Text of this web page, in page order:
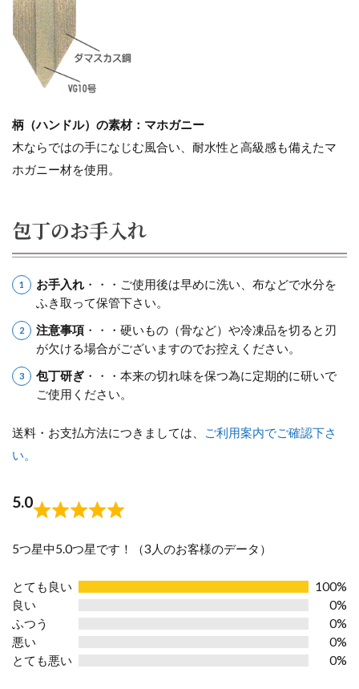
柄（ハンドル）の素材：マホガニー
木ならではの手になじむ風合い、耐水性と高級感も備えたマ
ホガニー材を使用。
包丁のお手入れ
お手入れ・・・ご使用後は早めに洗い、布などで水分を
ふき取って保管下さい。
注意事項・・・硬いもの（骨など）や冷凍品を切ると刃
が欠ける場合がございますのでお控えください。
包丁研ぎ・・・本来の切れ味を保つ為に定期的に研いで
ご使用ください。
送料・お支払方法につきましては、
ご利用案内でご確認下さ
い。
5.0
Rated
5.0
5つ星中5.0つ星です！（3人のお客様のデータ）
とても良い
100%
良い
0%
ふつう
0%
悪い
0%
とても悪い
0%